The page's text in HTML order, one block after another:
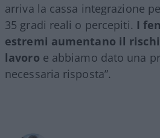
arriva la cassa integrazione
35 gradi reali o percepiti. I
estremi aumentano il
lavoro e abbiamo dato una
necessaria risposta”.